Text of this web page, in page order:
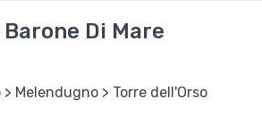
Di Mare
Melendugno > Torre dell'Orso